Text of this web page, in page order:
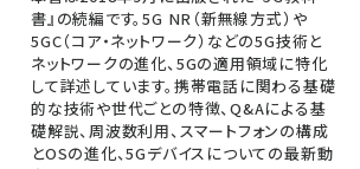
書』の続編です。5G NR（新無線方式）や
5GC（コア・ネットワーク）などの5G技術と
ネットワークの進化、5Gの適用領域に特化
して詳述しています。携帯電話に関わる基礎
的な技術や世代ごとの特徴、Q&Aによる基
礎解説、周波数利用、スマートフォンの構成
とOSの進化、5Gデバイスについての最新動